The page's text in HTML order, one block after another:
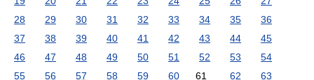
28
29 30 31 32 33 34 35
36
37
38 39 40 41 42 43 44
45
46
47 48 49 50 51 52 53
54
55
56 57 58 59 60 61 62
63